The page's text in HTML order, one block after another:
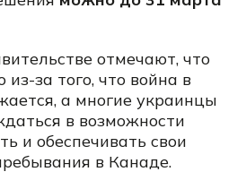
отмечают, что
за того, что война в
а многие украинцы
в возможности
и обеспечивать свои
в Канаде.